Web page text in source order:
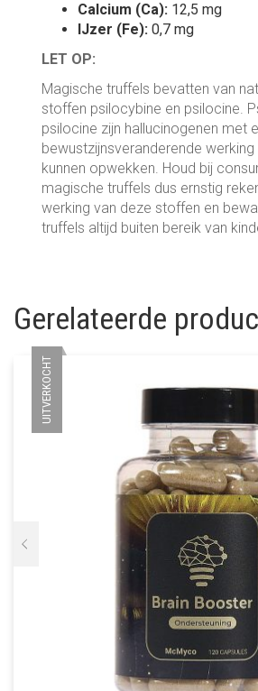
Calcium (Ca): 12,5 mg
IJzer (Fe): 0,7 mg
LET OP:
Magische truffels bevatten van
stoffen psilocybine en psilocine.
psilocine zijn hallucinogenen met
bewustzijnsveranderende
kunnen opwekken. Houd bij
magische truffels dus ernstig
werking van deze stoffen en
truffels altijd buiten bereik van
Gerelateerde
UITVERKOCHT